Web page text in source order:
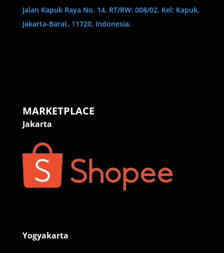
Jalan Kapuk Raya No. 14, RT/RW: 008/02, Kel: Kapuk,
Jakarta-Barat, 11720, Indonesia.
MARKETPLACE
Jakarta
Yogyakarta